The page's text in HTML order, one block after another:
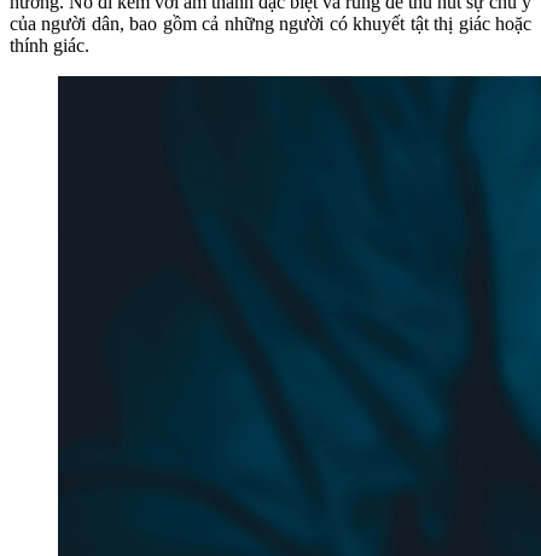
của người dân, bao gồm cả những người có khuyết tật thị giác hoặc
thính giác.